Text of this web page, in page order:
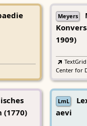
Meyers
1909)
TextGrid
Center for
(1770)
LmL
aevi